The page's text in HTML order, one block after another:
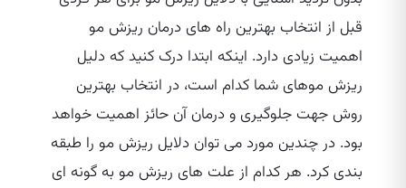
قبل از انتخاب بهترین راه‌ های درمان ریزش مو
اهمیت زیادی دارد. اینکه ابتدا درک کنید که دلیل
ریزش موهای شما کدام است، در انتخاب بهترین
روش جهت جلوگیری و درمان آن حائز اهمیت خواهد
بود. در چندین مورد می‌ توان دلایل ریزش مو را طبقه
بندی کرد. هر کدام از علت‌ های ریزش مو به گونه‌ ای